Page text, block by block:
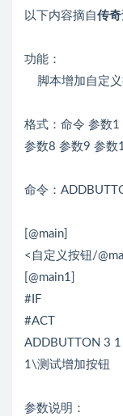
以下内容摘自传奇
功能：
脚本增加自定义
格式：命令 参数
参数8 参数9 参数
命令：
[@main]
<自定义按钮/
[@main1]
#IF
#ACT
ADDBUTTON 3
1\测试增加按钮
参数说明：